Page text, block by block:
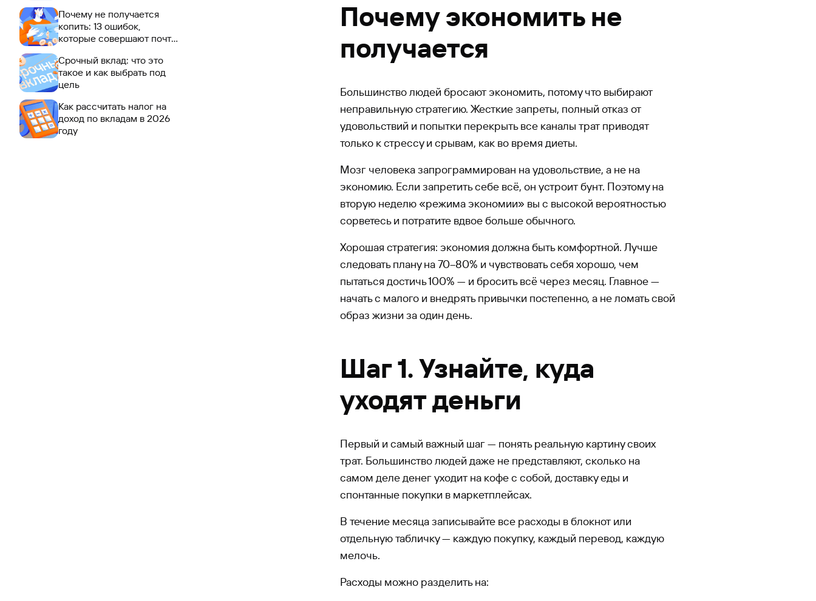
Почему экономить не
получается
Большинство людей бросают экономить, потому что выбирают
неправильную стратегию. Жесткие запреты, полный отказ от
удовольствий и попытки перекрыть все каналы трат приводят
только к стрессу и срывам, как во время диеты.
Мозг человека запрограммирован на удовольствие, а не на
экономию. Если запретить себе всё, он устроит бунт. Поэтому на
вторую неделю «режима экономии» вы с высокой вероятностью
сорветесь и потратите вдвое больше обычного.
Хорошая стратегия: экономия должна быть комфортной. Лучше
следовать плану на 70–80% и чувствовать себя хорошо, чем
пытаться достичь 100% — и бросить всё через месяц. Главное —
начать с малого и внедрять привычки постепенно, а не ломать свой
образ жизни за один день.
Шаг 1. Узнайте, куда
уходят деньги
Первый и самый важный шаг — понять реальную картину своих
трат. Большинство людей даже не представляют, сколько на
самом деле денег уходит на кофе с собой, доставку еды и
спонтанные покупки в маркетплейсах.
В течение месяца записывайте все расходы в блокнот или
отдельную табличку — каждую покупку, каждый перевод, каждую
мелочь.
Расходы можно разделить на:
Почему не получается
копить: 13 ошибок,
которые совершают почти
Срочный вклад: что это
такое и как выбрать под
цель
Как рассчитать налог на
доход по вкладам в 2026
году